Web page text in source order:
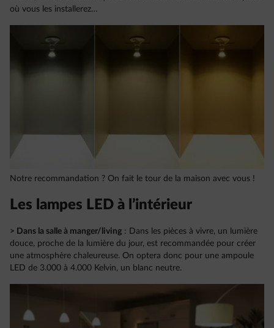
où vous les installerez…
Notre recommandation ? On fait le tour de la maison avec vous !
Les lampes LED à l’intérieur
> Dans la salle à manger/living : Dans les pièces à vivre, un lumière
douce, proche de la lumière du jour, est recommandée pour créer
une atmosphère chaleureuse. On optera donc pour une ampoule
LED de 3.000 à 4.000 Kelvin, un blanc neutre.